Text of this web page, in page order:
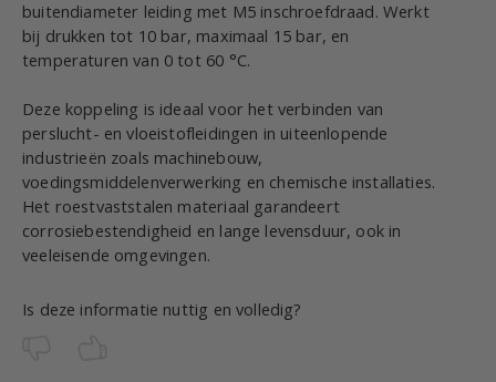
buitendiameter leiding met M5 inschroefdraad. Werkt
bij drukken tot 10 bar, maximaal 15 bar, en
temperaturen van 0 tot 60 °C.
Deze koppeling is ideaal voor het verbinden van
perslucht- en vloeistofleidingen in uiteenlopende
industrieën zoals machinebouw,
voedingsmiddelenverwerking en chemische installaties.
Het roestvaststalen materiaal garandeert
corrosiebestendigheid en lange levensduur, ook in
veeleisende omgevingen.
Is deze informatie nuttig en volledig?